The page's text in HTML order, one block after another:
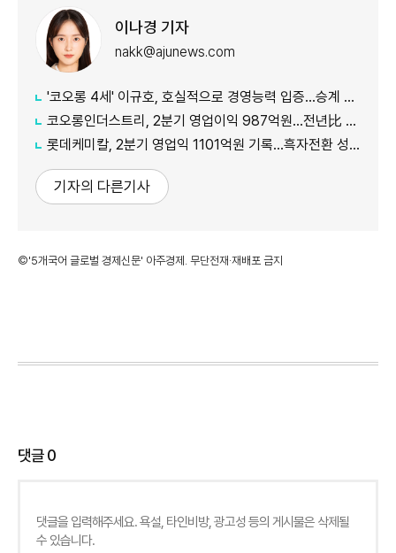
이나경 기자
nakk@ajunews.com
'코오롱 4세' 이규호, 호실적으로 경영능력 입증…승계 기반 강화
코오롱인더스트리, 2분기 영업이익 987억원...전년比 118% 증가
롯데케미칼, 2분기 영업익 1101억원 기록...흑자전환 성공
기자의 다른기사
©'5개국어 글로벌 경제신문' 아주경제. 무단전재·재배포 금지
댓글0